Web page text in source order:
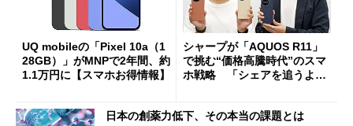
UQ mobileの「Pixel 10a（1
28GB）」がMNPで2年間、約
1.1万円に【スマホお得情報】
シャープが「AQUOS R11」
で挑む“価格高騰時代”のスマ
ホ戦略 「シェアを追うより
日本の創薬力低下、その本当の課題とは